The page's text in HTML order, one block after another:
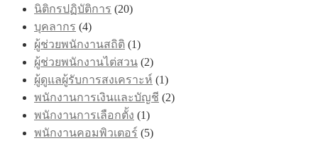
นิติกรปฏิบัติการ (20)
บุคลากร (4)
ผู้ช่วยพนักงานสถิติ (1)
ผู้ช่วยพนักงานไต่สวน (2)
ผู้ดูแลผู้รับการสงเคราะห์ (1)
พนักงานการเงินและบัญชี (2)
พนักงานการเลือกตั้ง (1)
พนักงานคอมพิวเตอร์ (5)